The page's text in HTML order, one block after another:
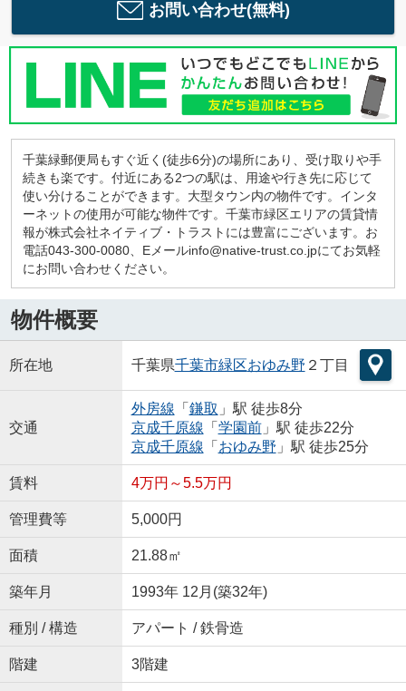
お問い合わせ(無料)
千葉緑郵便局もすぐ近く(徒歩6分)の場所にあり、受け取りや手
続きも楽です。付近にある2つの駅は、用途や行き先に応じて
使い分けることができます。大型タウン内の物件です。インタ
ーネットの使用が可能な物件です。千葉市緑区エリアの賃貸情
報が株式会社ネイティブ・トラストには豊富にございます。お
電話043-300-0080、Eメールinfo@native-trust.co.jpにてお気軽
にお問い合わせください。
物件概要
所在地 千葉県千葉市緑区おゆみ野 ２丁目
交通
外房線 「 鎌取 」駅 徒歩8分
京成千原線 「 学園前」駅 徒歩22分
京成千原線 「 おゆみ野 」駅 徒歩25分
賃料 4万円～5.5万円
管理費等 5,000円
面積 21.88㎡
築年月 1993年 12月(築32年)
種別 / 構造 アパート / 鉄骨造
階建 3階建